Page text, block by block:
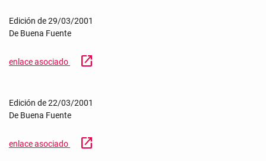
Edición de 29/03/2001
De Buena Fuente
enlace asociado open_in_new
Edición de 22/03/2001
De Buena Fuente
enlace asociado open_in_new